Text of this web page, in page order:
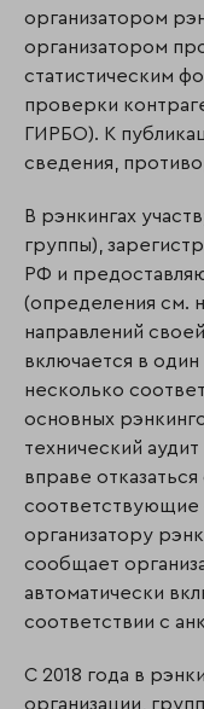
организатором
организатором
статистическим
проверки
ГИРБО). К
сведения,
В рэнкингах
группы),
РФ и
(определения см.
направлений
включается в один
несколько
основных
технический
вправе
соответствующие
организатору
сообщает
автоматически
соответствии с
С 2018 года в
организации,